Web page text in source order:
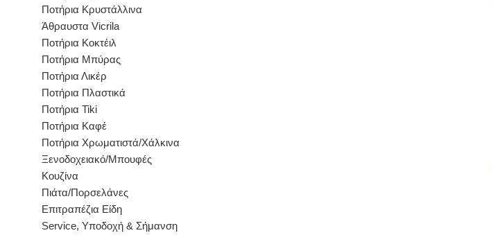
Ποτήρια Κρυστάλλινα
Άθραυστα Vicrila
Ποτήρια Κοκτέιλ
Ποτήρια Μπύρας
Ποτήρια Λικέρ
Ποτήρια Πλαστικά
Ποτήρια Tiki
Ποτήρια Καφέ
Ποτήρια Χρωματιστά/Χάλκινα
Ξενοδοχειακό/Μπουφές
Κουζίνα
Πιάτα/Πορσελάνες
Επιτραπέζια Είδη
Service, Υποδοχή & Σήμανση